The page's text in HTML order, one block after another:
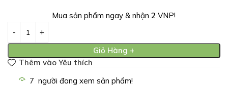
Mua sản phẩm ngay & nhận2 VNP!
Giỏ Hàng +
Thêm vào Yêu thích
7 người đang xem sản phẩm!